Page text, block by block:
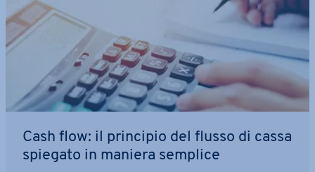
Cash flow: il principio del flusso di cassa
spiegato in maniera semplice